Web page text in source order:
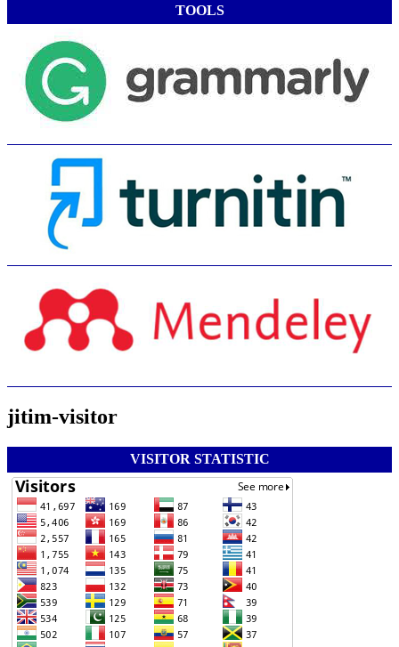
TOOLS
jitim-visitor
VISITOR STATISTIC